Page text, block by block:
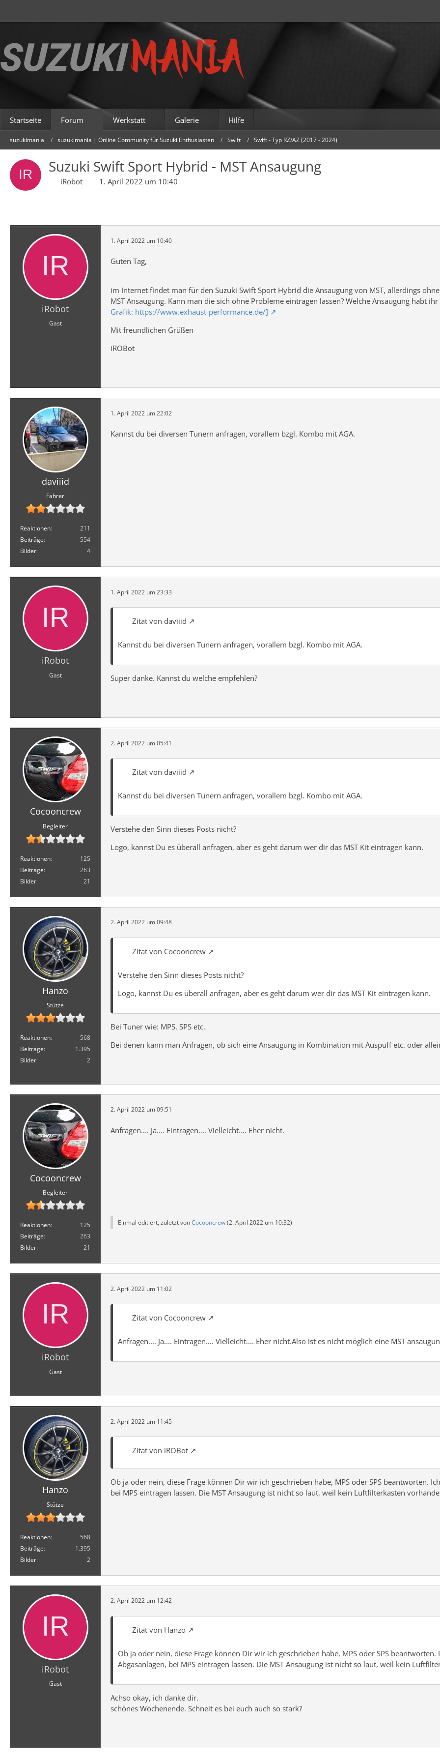
Startseite Forum Werkstatt Galerie Hilfe
suzukimania suzukimania | Online Community für Suzuki Enthusiasten Swift Swift - Typ RZ/AZ (2017 - 2024)
Suzuki Swift Sport Hybrid - MST Ansaugung
iRobot 1. April 2022 um 10:40
iRobot
Gast
1. April 2022 um 10:40
Guten Tag,
im Internet findet man für den Suzuki Swift Sport Hybrid die Ansaugung von MST, allerdings
MST Ansaugung. Kann man die sich ohne Probleme eintragen lassen? Welche Ansaugung habt
Grafik: https://www.exhaust-performance.de/]
Mit freundlichen Grüßen
iROBot
daviiid
Fahrer
Reaktionen
211
Beiträge
554
Bilder
4
1. April 2022 um 22:02
Kannst du bei diversen Tunern anfragen, vorallem bzgl. Kombo mit AGA.
iRobot
Gast
1. April 2022 um 23:33
Zitat von daviiid
Kannst du bei diversen Tunern anfragen, vorallem bzgl. Kombo mit AGA.
Super danke. Kannst du welche empfehlen?
Cocooncrew
Begleiter
Reaktionen
125
Beiträge
263
Bilder
21
2. April 2022 um 05:41
Zitat von daviiid
Kannst du bei diversen Tunern anfragen, vorallem bzgl. Kombo mit AGA.
Verstehe den Sinn dieses Posts nicht?
Logo, kannst Du es überall anfragen, aber es geht darum wer dir das MST Kit eintragen kann.
Hanzo
Stütze
Reaktionen
568
Beiträge
1.395
Bilder
2
2. April 2022 um 09:48
Zitat von Cocooncrew
Verstehe den Sinn dieses Posts nicht?
Logo, kannst Du es überall anfragen, aber es geht darum wer dir das MST Kit eintragen kann.
Bei Tuner wie: MPS, SPS etc.
Bei denen kann man Anfragen, ob sich eine Ansaugung in Kombination mit Auspuff etc. oder
Cocooncrew
Begleiter
Reaktionen
125
Beiträge
263
Bilder
21
2. April 2022 um 09:51
Anfragen.... Ja.... Eintragen.... Vielleicht.... Eher nicht.
Einmal editiert, zuletzt vonCocooncrew(2. April 2022 um 10:32)
iRobot
Gast
2. April 2022 um 11:02
Zitat von Cocooncrew
Anfragen.... Ja.... Eintragen.... Vielleicht.... Eher nicht.Also ist es nicht möglich eine MST
Hanzo
Stütze
Reaktionen
568
Beiträge
1.395
Bilder
2
2. April 2022 um 11:45
Zitat von iROBot
Ob ja oder nein, diese Frage können Dir wir ich geschrieben habe, MPS oder SPS beantworten.
bei MPS eintragen lassen. Die MST Ansaugung ist nicht so laut, weil kein Luftfilterkasten
iRobot
Gast
2. April 2022 um 12:42
Zitat von Hanzo
Ob ja oder nein, diese Frage können Dir wir ich geschrieben habe, MPS oder SPS
Abgasanlagen, bei MPS eintragen lassen. Die MST Ansaugung ist nicht so laut, weil kein
Achso okay, ich danke dir.
schönes Wochenende. Schneit es bei euch auch so stark?